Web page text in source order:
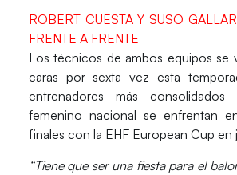
ROBERT CUESTA Y SUSO
FRENTE A FRENTE
Los técnicos de ambos equipos se
caras por sexta vez esta
entrenadores más consolidados
femenino nacional se enfrentan
finales con la EHF European Cup en
“Tiene que ser una fiesta para el